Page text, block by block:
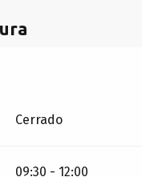
Cerrado
09:30 - 12:00